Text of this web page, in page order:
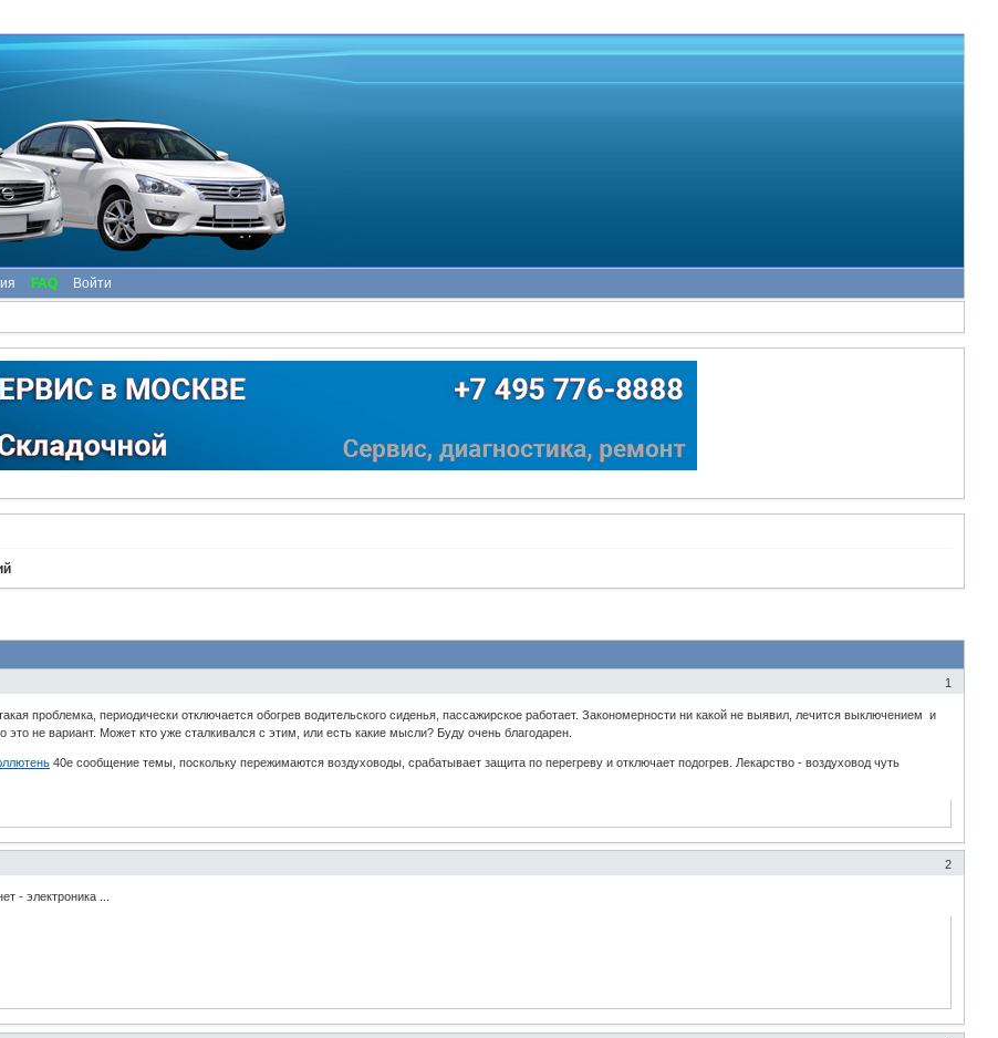
FAQ Войти
1
проблемка, периодически отключается обогрев водительского сиденья, пассажирское работает. Закономерности ни какой не выявил, лечится выключением и
не вариант. Может кто уже сталкивался с этим, или есть какие мысли? Буду очень благодарен.
40е сообщение темы, поскольку пережимаются воздуховоды, срабатывает защита по перегреву и отключает подогрев. Лекарство - воздуховод чуть
2
- электроника ...